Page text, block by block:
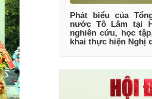
Phát biểu của
nước Tô Lâm tại
nghiên cứu, học
khai thực hiện Nghị